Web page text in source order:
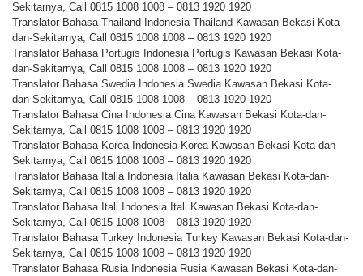
Sekitarnya, Call 0815 1008 1008 – 0813 1920 1920
Translator Bahasa Thailand Indonesia Thailand Kawasan Bekasi Kota-
dan-Sekitarnya, Call 0815 1008 1008 – 0813 1920 1920
Translator Bahasa Portugis Indonesia Portugis Kawasan Bekasi Kota-
dan-Sekitarnya, Call 0815 1008 1008 – 0813 1920 1920
Translator Bahasa Swedia Indonesia Swedia Kawasan Bekasi Kota-
dan-Sekitarnya, Call 0815 1008 1008 – 0813 1920 1920
Translator Bahasa Cina Indonesia Cina Kawasan Bekasi Kota-dan-
Sekitarnya, Call 0815 1008 1008 – 0813 1920 1920
Translator Bahasa Korea Indonesia Korea Kawasan Bekasi Kota-dan-
Sekitarnya, Call 0815 1008 1008 – 0813 1920 1920
Translator Bahasa Italia Indonesia Italia Kawasan Bekasi Kota-dan-
Sekitarnya, Call 0815 1008 1008 – 0813 1920 1920
Translator Bahasa Itali Indonesia Itali Kawasan Bekasi Kota-dan-
Sekitarnya, Call 0815 1008 1008 – 0813 1920 1920
Translator Bahasa Turkey Indonesia Turkey Kawasan Bekasi Kota-dan-
Sekitarnya, Call 0815 1008 1008 – 0813 1920 1920
Translator Bahasa Rusia Indonesia Rusia Kawasan Bekasi Kota-dan-